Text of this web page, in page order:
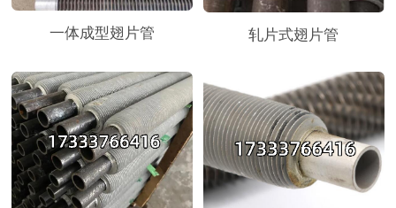
一体成型翅片管 轧片式翅片管